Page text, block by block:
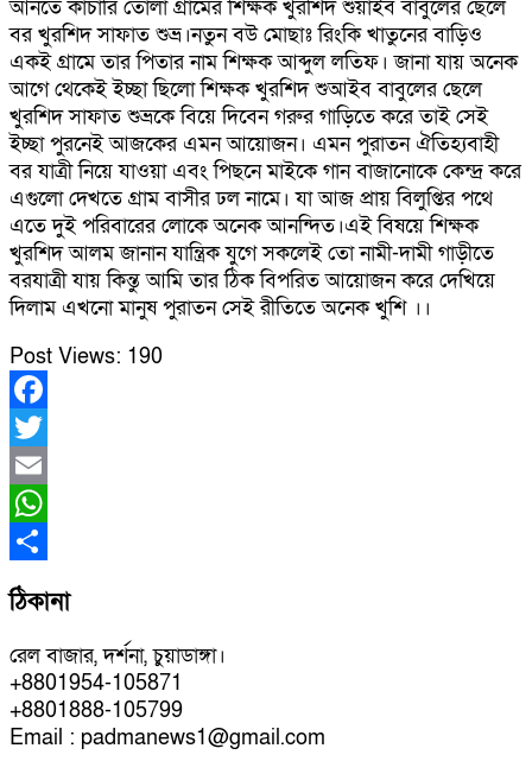
আনতে কাচারি তোলা গ্রামের শিক্ষক খুরশিদ শুয়াইব বাবুলের ছেলে
বর খুরশিদ সাফাত শুভ্র।নতুন বউ মোছাঃ রিংকি খাতুনের বাড়িও
একই গ্রামে তার পিতার নাম শিক্ষক আব্দুল লতিফ। জানা যায় অনেক
আগে থেকেই ইচ্ছা ছিলো শিক্ষক খুরশিদ শুআইব বাবুলের ছেলে
খুরশিদ সাফাত শুভ্রকে বিয়ে দিবেন গরুর গাড়িতে করে তাই সেই
ইচ্ছা পুরনেই আজকের এমন আয়োজন। এমন পুরাতন ঐতিহ্যবাহী
বর যাত্রী নিয়ে যাওয়া এবং পিছনে মাইকে গান বাজানোকে কেন্দ্র করে
এগুলো দেখতে গ্রাম বাসীর ঢল নামে। যা আজ প্রায় বিলুপ্তির পথে
এতে দুই পরিবারের লোকে অনেক আনন্দিত।এই বিষয়ে শিক্ষক
খুরশিদ আলম জানান যান্ত্রিক যুগে সকলেই তো নামী-দামী গাড়ীতে
বরযাত্রী যায় কিন্তু আমি তার ঠিক বিপরিত আয়োজন করে দেখিয়ে
দিলাম এখনো মানুষ পুরাতন সেই রীতিতে অনেক খুশি ।।
Post Views: 190
Facebook
Twitter
Email
WhatsApp
Share
ঠিকানা
রেল বাজার, দর্শনা, চুয়াডাঙ্গা।
+8801954-105871
+8801888-105799
Email : padmanews1@gmail.com